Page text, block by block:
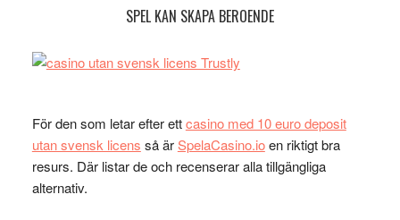
SPEL KAN SKAPA BEROENDE
För den som letar efter ettcasino med 10 euro deposit
utan svensk licens så ärSpelaCasino.ioen riktigt bra
resurs. Där listar de och recenserar alla tillgängliga
alternativ.